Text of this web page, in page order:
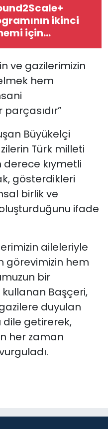
ikinci
için
açıldı
ve gazilerimizin
hem
Büyükelçi
Türk milleti
derece kıymetli
gösterdikleri
birlik ve
ifade
aileleriyle
görevimizin hem
bir
kullanan Başçeri,
duyulan
dile getirerek,
her zaman